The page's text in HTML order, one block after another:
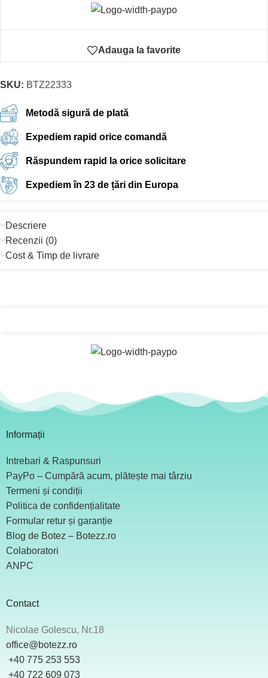
Adauga la favorite
SKU: BTZ22333
Metodă sigură de plată
Expediem rapid orice comandă
Răspundem rapid la orice solicitare
Expediem în 23 de țări din Europa
Descriere
Recenzii (0)
Cost & Timp de livrare
Informații
Intrebari & Raspunsuri
PayPo – Cumpără acum, plătește mai târziu
Termeni și condiții
Politica de confidențialitate
Formular retur și garanție
Blog de Botez – Botezz.ro
Colaboratori
ANPC
Contact
Nicolae Golescu, Nr.18
office@botezz.ro
+40 775 253 553
‪ +40 722 609 073